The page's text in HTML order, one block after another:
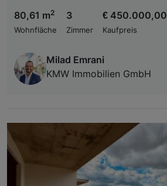
80,61 m2
Wohnfläche
3
Zimmer
€ 450.000,00
Kaufpreis
Milad Emrani
KMW Immobilien GmbH